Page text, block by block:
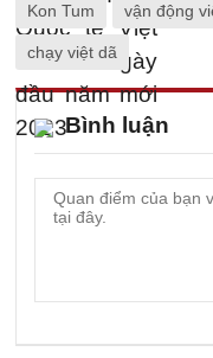
Kon Tum vận động
chạy việt dã
Bình luận